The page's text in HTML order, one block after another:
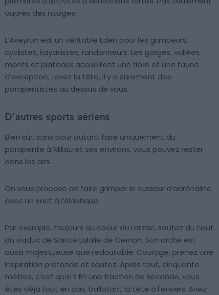
auprès des nuages.
L’Aveyron est un véritable Eden pour les grimpeurs,
cyclistes, kayakistes, randonneurs. Les gorges, vallées,
monts et plateaux accueillent une flore et une faune
d’exception. Levez la tête, il y a sûrement des
parapentistes au dessus de vous.
D’autres sports aériens
Bien sûr, sans pour autant faire uniquement du
parapente à Millau et ses environs, vous pouvez rester
dans les airs.
On vous propose de faire grimper le curseur d’adrénaline
avec un saut à l’élastique.
Par exemple, toujours au coeur du Larzac, sautez du haut
du viaduc de Sainte Eulalie de Cernon. Son arche est
aussi majestueuse que redoutable. Courage, prenez une
inspiration profonde et sautez. Après tout, cinquante
mètres, c’est quoi ? En une fraction de seconde, vous
êtes déjà tout en bas, ballotant la tête à l’envers. Avez-